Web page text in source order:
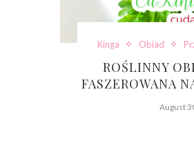
Kinga Obiad
ROŚLINNY
FASZEROWANA
August